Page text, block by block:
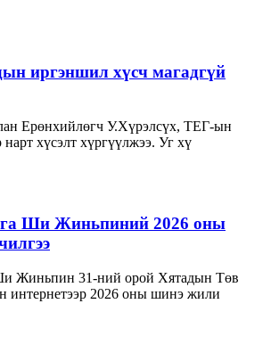
иргэншил хүсч магадгүй
Ерөнхийлөгч У.Хүрэлсүх, ТЕГ-ын
хүсэлт хүргүүлжээ. Уг хү
Ши Жиньпиний 2026 оны
Жиньпин 31-ний орой Хятадын Төв
интернетээр 2026 оны шинэ жили